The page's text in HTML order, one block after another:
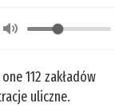
112 zakładów
uliczne.